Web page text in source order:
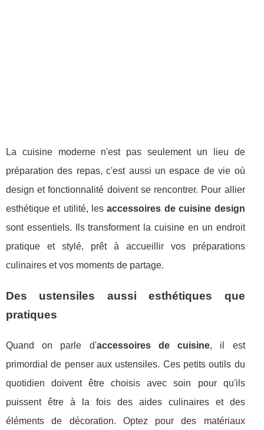
La cuisine moderne n'est pas seulement un lieu de
préparation des repas, c'est aussi un espace de vie où
design et fonctionnalité doivent se rencontrer. Pour allier
esthétique et utilité, lesaccessoires de cuisine design
sont essentiels. Ils transforment la cuisine en un endroit
pratique et stylé, prêt à accueillir vos préparations
culinaires et vos moments de partage.
Des ustensiles aussi esthétiques que
pratiques
Quand on parle d'accessoires de cuisine, il est
primordial de penser aux ustensiles. Ces petits outils du
quotidien doivent être choisis avec soin pour qu'ils
puissent être à la fois des aides culinaires et des
éléments de décoration. Optez pour des matériaux